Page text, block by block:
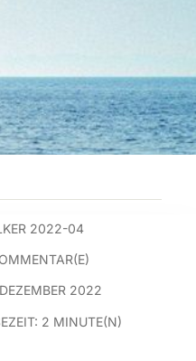
2022-04
2022
2 MINUTE(N)